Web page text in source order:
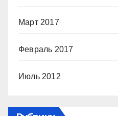
Март 2017
Февраль 2017
Июль 2012